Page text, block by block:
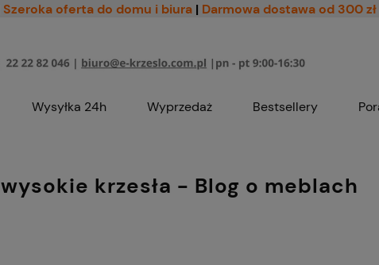
Szeroka oferta do domu i biura | Darmowa dostawa od 300 zł
Wysyłka 24h Wyprzedaż Bestsellery
wysokie krzesła - Blog o meblach